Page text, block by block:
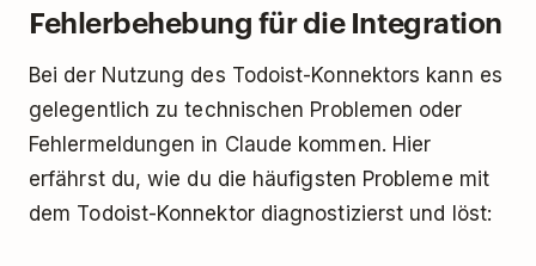
Fehlerbehebung für die Integration
Bei der Nutzung des Todoist-Konnektors kann es
gelegentlich zu technischen Problemen oder
Fehlermeldungen in Claude kommen. Hier
erfährst du, wie du die häufigsten Probleme mit
dem Todoist-Konnektor diagnostizierst und löst: